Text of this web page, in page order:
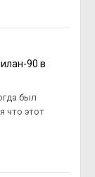
90 в
был
что этот